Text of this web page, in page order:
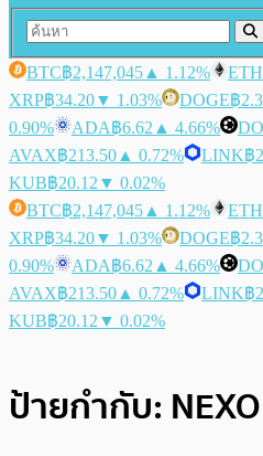
BTC฿2,147,045 ▲ 1.12% ETH
XRP฿34.20▼ 1.03% DOGE฿
0.90%
ADA฿6.62 ▲ 4.66%
AVAX฿213.50 ▲ 0.72% LINK฿
KUB฿20.12 ▼ 0.02%
BTC฿2,147,045 ▲ 1.12% ETH
XRP฿34.20▼ 1.03% DOGE฿
0.90%
ADA฿6.62 ▲ 4.66%
AVAX฿213.50 ▲ 0.72% LINK฿
KUB฿20.12 ▼ 0.02%
ป้ายกำกับ: NEXO